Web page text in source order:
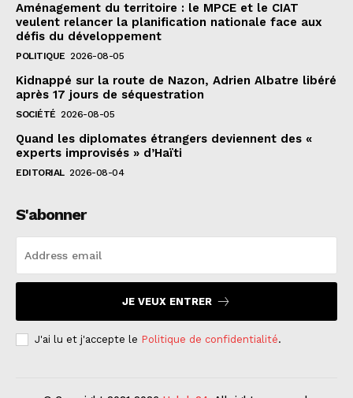
Aménagement du territoire : le MPCE et le CIAT
veulent relancer la planification nationale face aux
défis du développement
POLITIQUE 2026-08-05
Kidnappé sur la route de Nazon, Adrien Albatre libéré
après 17 jours de séquestration
SOCIÉTÉ 2026-08-05
Quand les diplomates étrangers deviennent des «
experts improvisés » d’Haïti
EDITORIAL 2026-08-04
S'abonner
JE VEUX ENTRER
J'ai lu et j'accepte le Politique de confidentialité.